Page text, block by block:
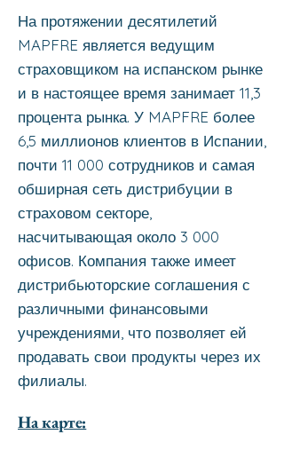
На протяжении десятилетий
MAPFRE является ведущим
страховщиком на испанском рынке
и в настоящее время занимает 11,3
процента рынка. У MAPFRE более
6,5 миллионов клиентов в Испании,
почти 11 000 сотрудников и самая
обширная сеть дистрибуции в
страховом секторе,
насчитывающая около 3 000
офисов. Компания также имеет
дистрибьюторские соглашения с
различными финансовыми
учреждениями, что позволяет ей
продавать свои продукты через их
филиалы.
На карте: